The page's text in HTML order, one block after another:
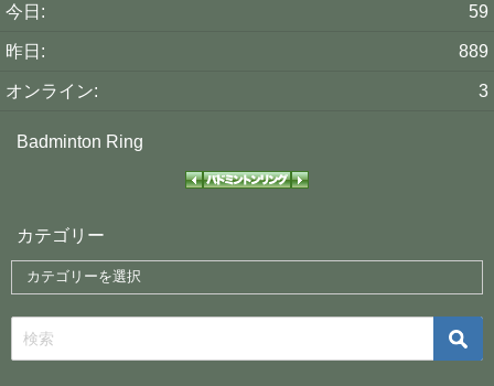
59
今日:
889
昨日:
3
オンライン:
Badminton Ring
カテゴリー